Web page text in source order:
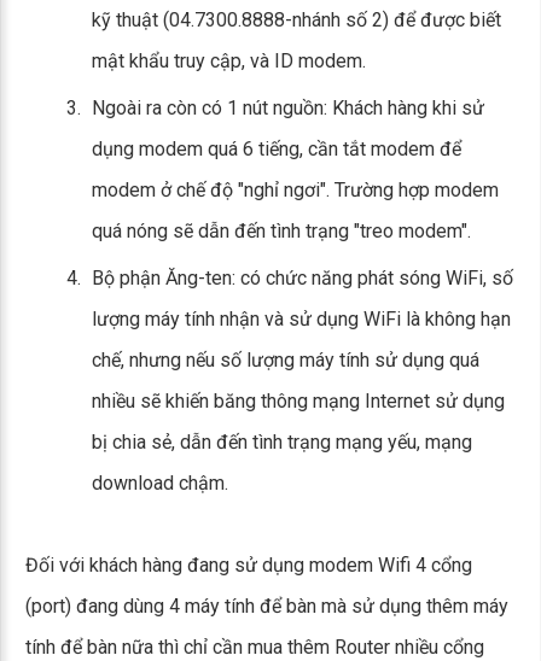
kỹ thuật (04.7300.8888-nhánh số 2) để được biết
mật khẩu truy cập, và ID modem.
Ngoài ra còn có 1 nút nguồn: Khách hàng khi sử
dụng modem quá 6 tiếng, cần tắt modem để
modem ở chế độ "nghỉ ngơi". Trường hợp modem
quá nóng sẽ dẫn đến tình trạng "treo modem".
Bộ phận Ăng-ten: có chức năng phát sóng WiFi, số
lượng máy tính nhận và sử dụng WiFi là không hạn
chế, nhưng nếu số lượng máy tính sử dụng quá
nhiều sẽ khiến băng thông mạng Internet sử dụng
bị chia sẻ, dẫn đến tình trạng mạng yếu, mạng
download chậm.
Đối với khách hàng đang sử dụng modem Wifi 4 cổng
(port) đang dùng 4 máy tính để bàn mà sử dụng thêm máy
tính để bàn nữa thì chỉ cần mua thêm Router nhiều cổng